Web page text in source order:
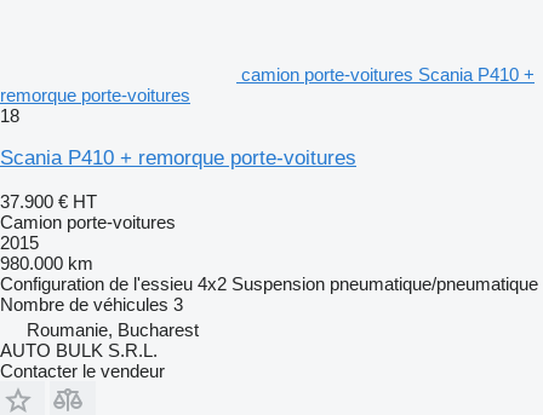
camion porte-voitures Scania P410 +
remorque porte-voitures
18
Scania P410 + remorque porte-voitures
37.900 € HT
Camion porte-voitures
2015
980.000 km
Configuration de l'essieu 4x2 Suspension pneumatique/pneumatique
Nombre de véhicules 3
Roumanie, Bucharest
AUTO BULK S.R.L.
Contacter le vendeur